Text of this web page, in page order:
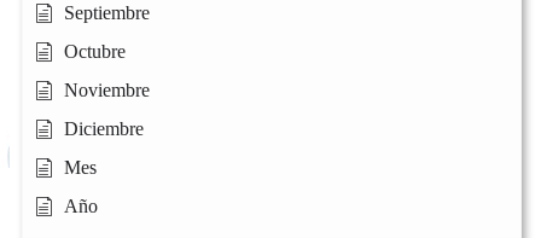
Septiembre
Octubre
Noviembre
Diciembre
Mes
Año